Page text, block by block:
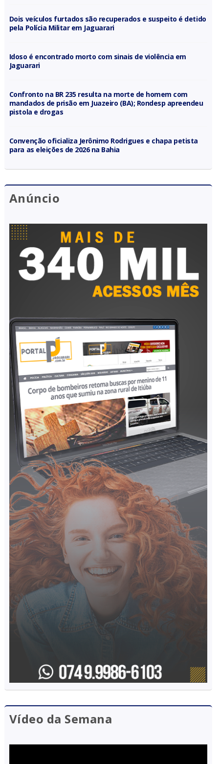
Dois veículos furtados são recuperados e suspeito é detido
pela Polícia Militar em Jaguarari
Idoso é encontrado morto com sinais de violência em
Jaguarari
Confronto na BR 235 resulta na morte de homem com
mandados de prisão em Juazeiro (BA); Rondesp apreendeu
pistola e drogas
Convenção oficializa Jerônimo Rodrigues e chapa petista
para as eleições de 2026 na Bahia
Anúncio
Vídeo da Semana